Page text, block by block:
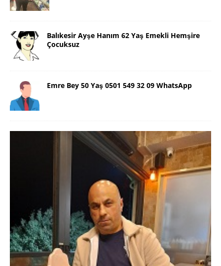
Balıkesir Ayşe Hanım 62 Yaş Emekli Hemşire
Çocuksuz
Emre Bey 50 Yaş 0501 549 32 09 WhatsApp
Danimarka Mustafa Bey 45 Yaş +45
42 48 17 28 WhatsApp
Lütfen Danimarka dışı aramasın. Selam ben
Danimarka’dan Mustafa 45 yaşında, 1.88 boyunda,
98 kiloda, Kumral, ayrılmış bir beyim. Alkol yok.
Sigara var. Maddi sıkıntım yok. [İLAN DETAYLARI>]